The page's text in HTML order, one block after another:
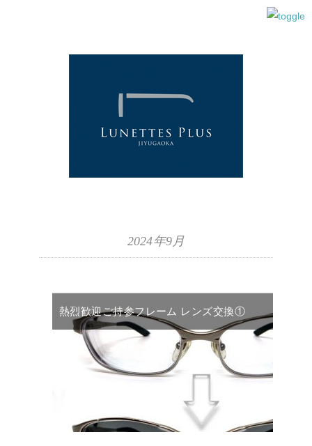
2024年9月
熱烈歓迎ご持参フレーム レンズ交換①